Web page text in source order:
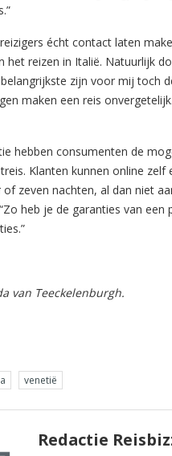
écht contact laten
het reizen in Italië. Natuurlijk
zijn voor mij toch
maken een reis
hebben consumenten de
Klanten kunnen online
zeven nachten, al dan niet
heb je de garanties van
van Teeckelenburgh.
venetië
Redactie